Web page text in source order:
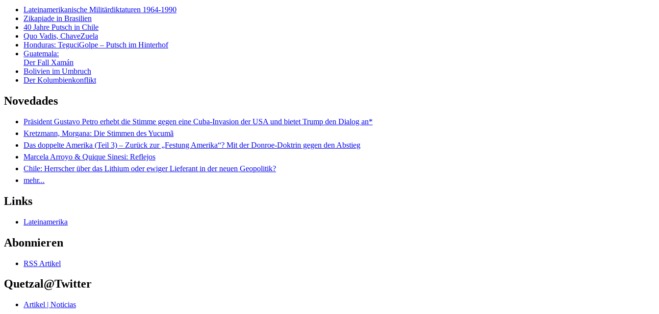
Lateinamerikanische Militärdiktaturen 1964-1990
Zikapiade in Brasilien
40 Jahre Putsch in Chile
Quo Vadis, ChaveZuela
Honduras: TeguciGolpe – Putsch im Hinterhof
Guatemala:
Der Fall Xamán
Bolivien im Umbruch
Der Kolumbienkonflikt
Novedades
Präsident Gustavo Petro erhebt die Stimme gegen eine Cuba-Invasion der USA und bietet Trump den Dialog an*
Kretzmann, Morgana: Die Stimmen des Yucumã
Das doppelte Amerika (Teil 3) – Zurück zur „Festung Amerika“? Mit der Donroe-Doktrin gegen den Abstieg
Marcela Arroyo & Quique Sinesi: Reflejos
Chile: Herrscher über das Lithium oder ewiger Lieferant in der neuen Geopolitik?
mehr...
Links
Lateinamerika
Abonnieren
RSS Artikel
Quetzal@Twitter
Artikel | Noticias